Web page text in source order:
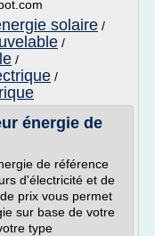
solaire /
/
/
/
énergie de
de référence
d'électricité et de
prix vous permet
sur base de votre
type